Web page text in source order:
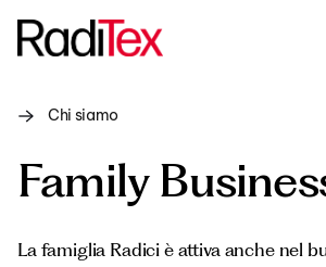
Chi siamo
Sostenibilità
Chi siamo
Family
La famiglia Radici è attiva anche nel